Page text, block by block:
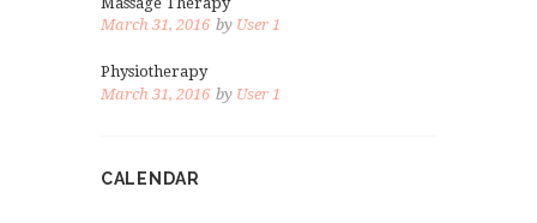
March 31, 2016 by User 1
Physiotherapy
March 31, 2016 by User 1
CALENDAR